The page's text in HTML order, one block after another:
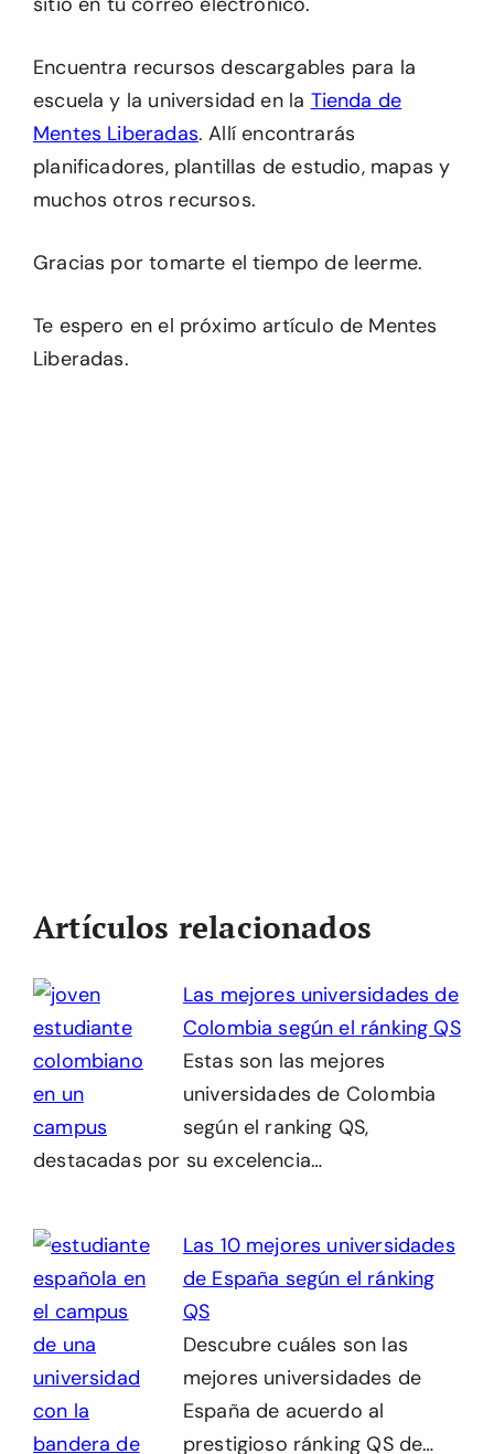
Encuentra recursos descargables para la
escuela y la universidad en la Tienda de
Mentes Liberadas. Allí encontrarás
planificadores, plantillas de estudio, mapas y
muchos otros recursos.
Gracias por tomarte el tiempo de leerme.
Te espero en el próximo artículo de Mentes
Liberadas.
Artículos relacionados
Las mejores universidades de
Colombia según el ránking QS
Estas son las mejores
universidades de Colombia
según el ranking QS,
destacadas por su excelencia…
Las 10 mejores universidades
de España según el ránking
QS
Descubre cuáles son las
mejores universidades de
España de acuerdo al
prestigioso ránking QS de…